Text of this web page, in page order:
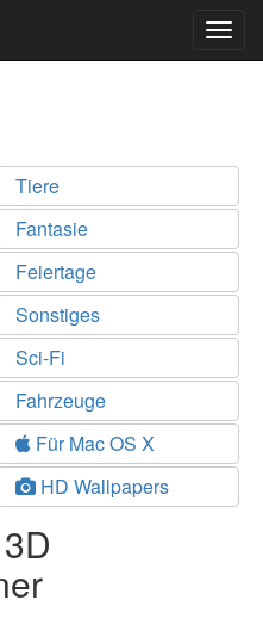
Tiere
Fantasie
Feiertage
Sonstiges
Sci-Fi
Fahrzeuge
Für Mac OS X
HD Wallpapers